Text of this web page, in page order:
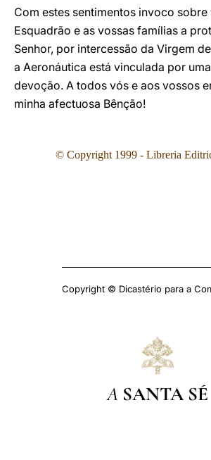
Com estes sentimentos invoco sobre
Esquadrão e as vossas famílias a
Senhor, por intercessão da Virgem
a Aeronáutica está vinculada por
devoção. A todos vós e aos vossos
minha afectuosa Bênção!
© Copyright 1999 - Libreria
Copyright © Dicastério para a
A SANTA SÉ